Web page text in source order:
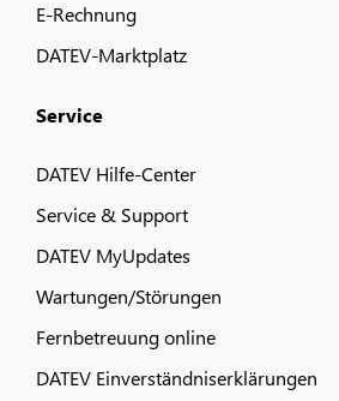
E-Rechnung
DATEV-Marktplatz
Service
DATEV Hilfe-Center
Service & Support
DATEV MyUpdates
Wartungen/Störungen
Fernbetreuung online
DATEV Einverständniserklärungen